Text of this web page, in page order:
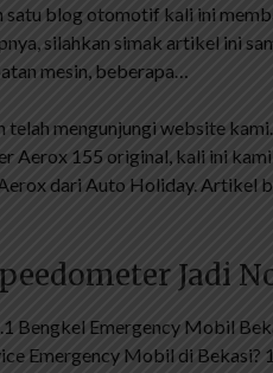
satu blog otomotif kali ini
silahkan simak artikel ini
mesin, beberapa…
telah mengunjungi website
Aerox 155 original, kali ini
dari Auto Holiday. Artikel
Jadi
Bengkel Emergency Mobil
Emergency Mobil di Bekasi?